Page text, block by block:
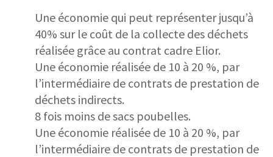
Une économie qui peut représenter jusqu’à
40% sur le coût de la collecte des déchets
réalisée grâce au contrat cadre Elior.
Une économie réalisée de 10 à 20 %, par
l’intermédiaire de contrats de prestation de
déchets indirects.
8 fois moins de sacs poubelles.
Une économie réalisée de 10 à 20 %, par
l’intermédiaire de contrats de prestation de